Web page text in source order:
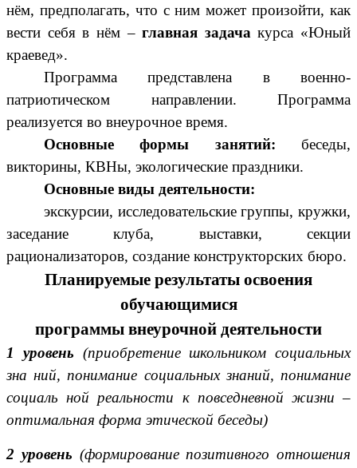
нём, предполагать, что с ним может произойти, как
вести себя в нём –главная задачакурса «Юный
краевед».
Программа представлена в военно-
патриотическом направлении. Программа
реализуется во внеурочное время.
Основные формы занятий: беседы,
викторины, КВНы, экологические праздники.
Основные виды деятельности:
экскурсии, исследовательские группы, кружки,
заседание клуба, выставки, секции
рационализаторов, создание конструкторских бюро.
Планируемые результаты освоения
обучающимися
программы внеурочной деятельности
1 уровень (приобретение школьником социальных
зна ний, понимание социальных знаний, понимание
социаль ной реальности к повседневной жизни –
оптимальная форма этической беседы)
2 уровень (формирование позитивного отношения